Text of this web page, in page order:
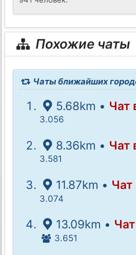
Похожие чаты
Чаты ближайших
5.68km • Чат
3.056
8.36km • Чат
3.581
11.87km •
3.074
13.09km •
3.651